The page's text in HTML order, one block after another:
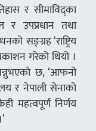
र सीमाविद्का
र उपप्रधान तथा
सङ्ग्रह ‘राष्ट्रिय
गरेको थियो ।
छ, ‘आफनो
र नेपाली सेनाको
महत्वपूर्ण निर्णय